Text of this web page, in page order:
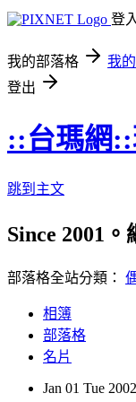
登入
我的部落格 我
登出
::台瑪網
跳到主文
Since 2001
部落格全站分類：
相簿
部落格
名片
Jan 01 Tue 2002